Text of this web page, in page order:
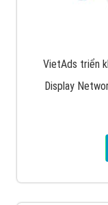
VietAds triển
Display